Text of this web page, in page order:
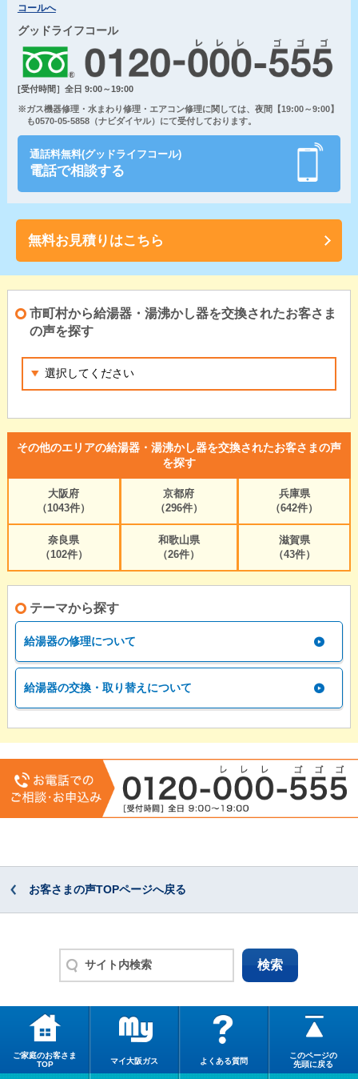
コールへ
グッドライフコール
[受付時間］全日 9:00～19:00
※ガス機器修理・水まわり修理・エアコン修理に関しては、夜間【19:00～9:00】
も0570-05-5858（ナビダイヤル）にて受付しております。
通話料無料(グッドライフコール)
電話で相談する
無料お見積りはこちら
市町村から給湯器・湯沸かし器を交換されたお客さま
の声を探す
その他のエリアの給湯器・湯沸かし器を交換されたお客さまの声
を探す
大阪府
（1043件）
京都府
（296件）
兵庫県
（642件）
奈良県
（102件）
和歌山県
（26件）
滋賀県
（43件）
テーマから探す
給湯器の修理について
給湯器の交換・取り替えについて
お客さまの声TOPページへ戻る
ご家庭のお客さま
TOP
マイ大阪ガス よくある質問
このページの
先頭に戻る